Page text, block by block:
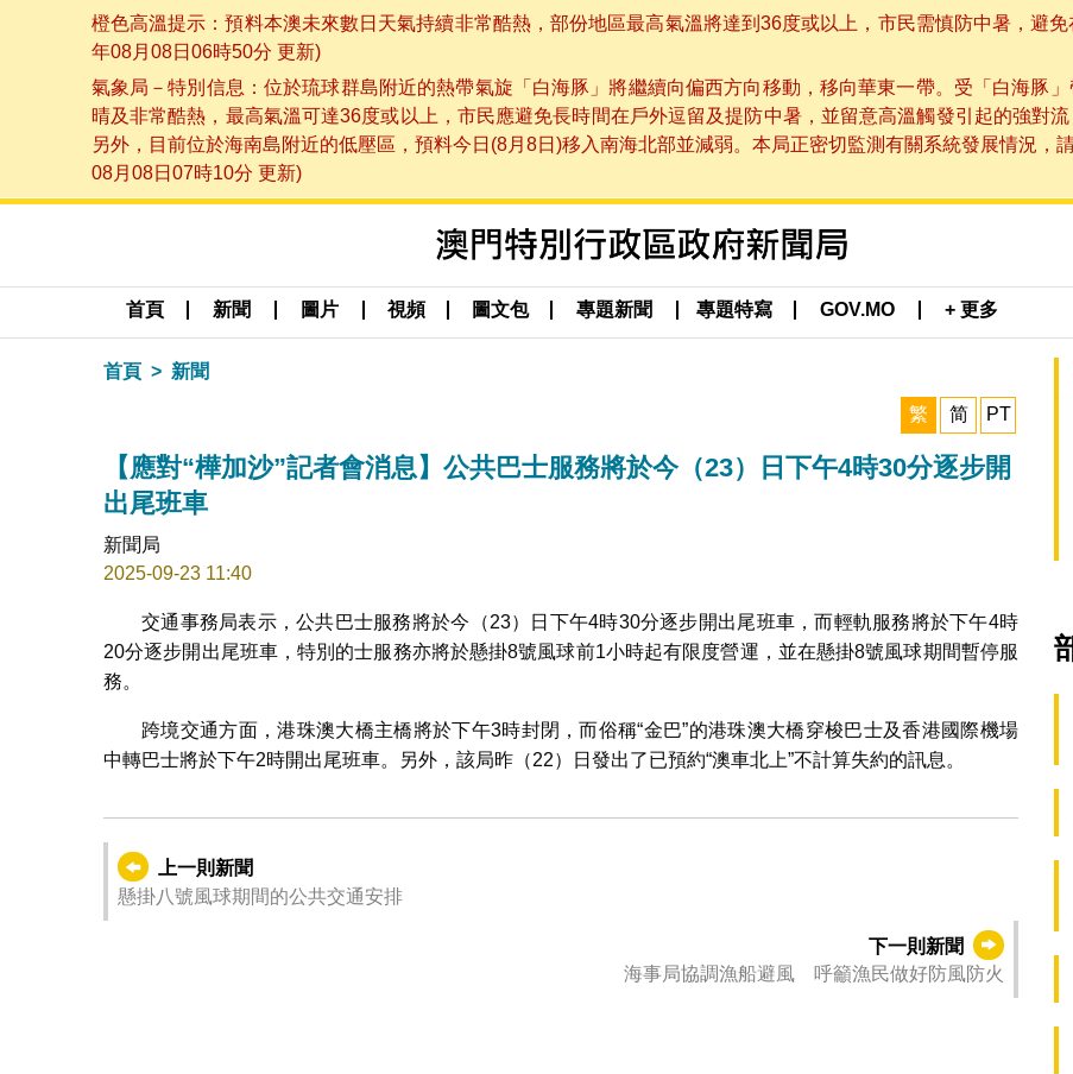
橙色高溫提示：預料本澳未來數日天氣持續非常酷熱，部份地區最高氣溫將達到36度或以上，市民需慎防中暑，避
年08月08日06時50分 更新)
氣象局－特別信息：位於琉球群島附近的熱帶氣旋「白海豚」將繼續向偏西方向移動，移向華東一帶。受「白海豚
晴及非常酷熱，最高氣溫可達36度或以上，市民應避免長時間在戶外逗留及提防中暑，並留意高溫觸發引起的強對
另外，目前位於海南島附近的低壓區，預料今日(8月8日)移入南海北部並減弱。本局正密切監測有關系統發展情況，
08月08日07時10分 更新)
首頁 新聞 圖片 視頻 圖文包 專題新聞 專題特寫 GOV.MO + 更多
首頁 新聞
繁 简 PT
【應對“樺加沙”記者會消息】公共巴士服務將於今（23）日下午4時30分逐步開
出尾班車
新聞局
2025-09-23 11:40
交通事務局表示，公共巴士服務將於今（23）日下午4時30分逐步開出尾班車，而輕軌服務將於下午4時
20分逐步開出尾班車，特別的士服務亦將於懸掛8號風球前1小時起有限度營運，並在懸掛8號風球期間暫停服
務。
跨境交通方面，港珠澳大橋主橋將於下午3時封閉，而俗稱“金巴”的港珠澳大橋穿梭巴士及香港國際機場
中轉巴士將於下午2時開出尾班車。另外，該局昨（22）日發出了已預約“澳車北上”不計算失約的訊息。
上一則新聞
懸掛八號風球期間的公共交通安排
下一則新聞
海事局協調漁船避風 呼籲漁民做好防風防火